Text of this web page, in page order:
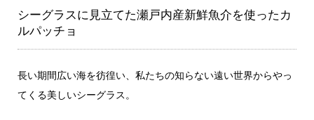
シーグラスに見立てた瀬戸内産新鮮魚介を使ったカ
ルパッチョ
長い期間広い海を彷徨い、私たちの知らない遠い世界からやっ
てくる美しいシーグラス。